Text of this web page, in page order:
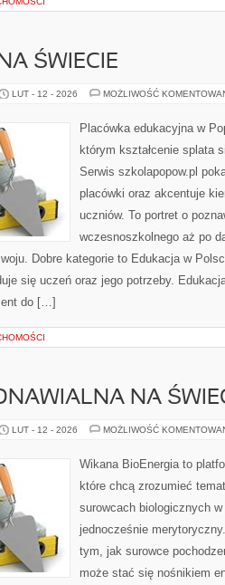
ŚWIECIE
LUT - 12 - 2026 MOŻLIWOŚĆ
Placówka edukacyjna w
którym kształcenie splata
Serwis szkolapopow.pl
placówki oraz akcentuje
uczniów. To portret o
wczesnoszkolnego aż po
Dobre kategorie to Edukacja w
się uczeń oraz jego potrzeby.
do […]
NA
LUT - 12 - 2026 MOŻLIWOŚĆ
Wikana BioEnergia to
które chcą zrozumieć
surowcach biologicznych
jednocześnie
tym, jak surowce
może stać się nośnikiem